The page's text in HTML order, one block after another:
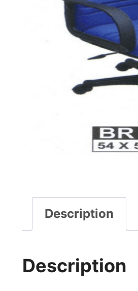
Description
Description